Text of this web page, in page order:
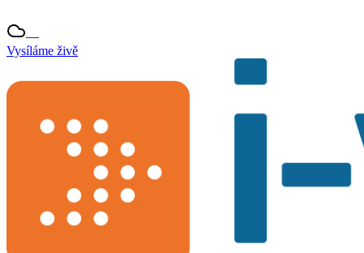
—
Vysíláme živě